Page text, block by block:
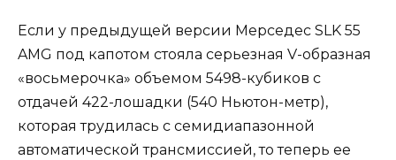
Если у предыдущей версии Мерседес SLK 55
AMG под капотом стояла серьезная V-образная
«восьмерочка» объемом 5498-кубиков с
отдачей 422-лошадки (540 Ньютон-метр),
которая трудилась с семидиапазонной
автоматической трансмиссией, то теперь ее